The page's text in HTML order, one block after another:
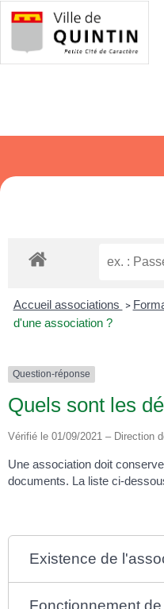
Accueil associations >
d'une association ?
Question-réponse
Quels sont les
Vérifié le 01/09/2021 – Direction
Une association doit
documents. La liste ci-
Existence de
Fonctionnement